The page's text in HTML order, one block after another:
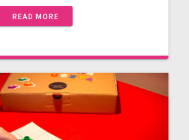
READ MORE